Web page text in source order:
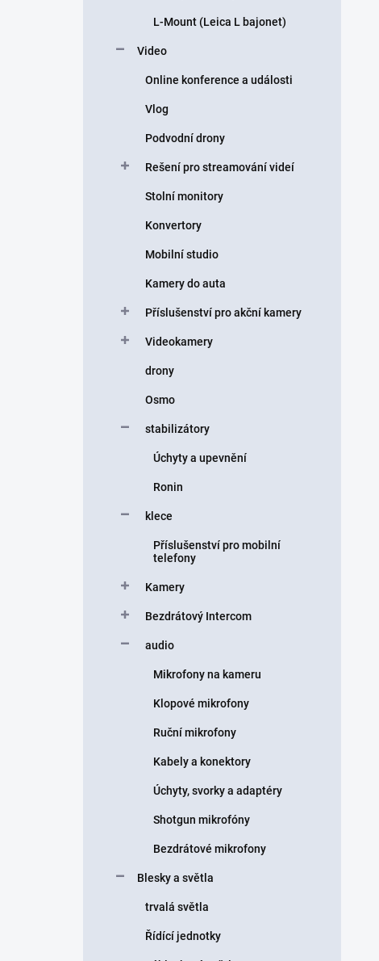
L-Mount (Leica L bajonet)
Video
Online konference a události
Vlog
Podvodní drony
Rešení pro streamování videí
Stolní monitory
Konvertory
Mobilní studio
Kamery do auta
Příslušenství pro akční kamery
Videokamery
drony
Osmo
stabilizátory
Úchyty a upevnění
Ronin
klece
Příslušenství pro mobilní
telefony
Kamery
Bezdrátový Intercom
audio
Mikrofony na kameru
Klopové mikrofony
Ruční mikrofony
Kabely a konektory
Úchyty, svorky a adaptéry
Shotgun mikrofóny
Bezdrátové mikrofony
Blesky a světla
trvalá světla
Řídící jednotky